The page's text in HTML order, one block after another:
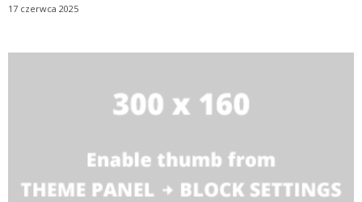
17 czerwca 2025